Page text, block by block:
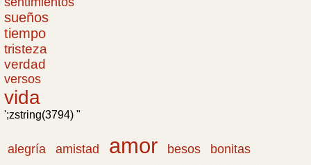
sueños
tiempo
tristeza
verdad
versos
vida
';zstring(3794) "
alegría amistad amor besos
bonitas